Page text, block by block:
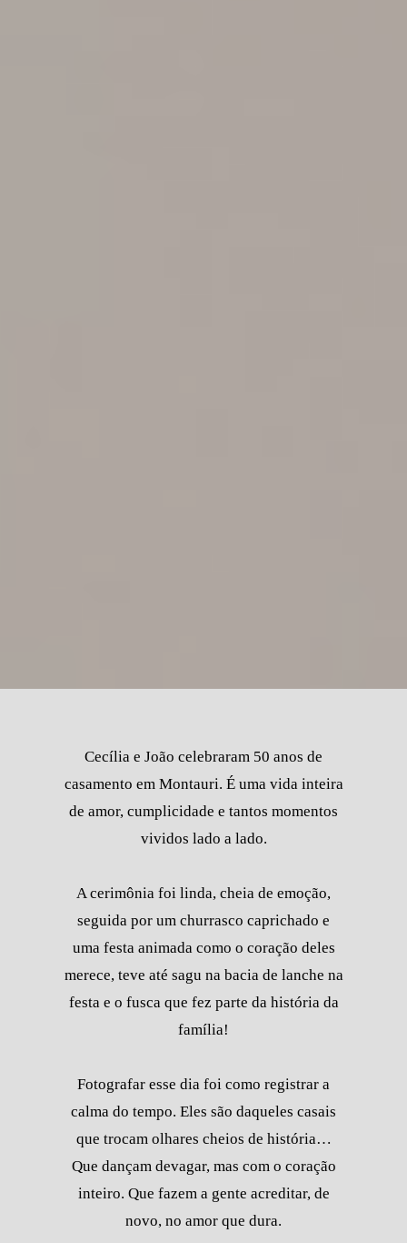
Cecília e João celebraram 50 anos de
casamento em Montauri. É uma vida inteira
de amor, cumplicidade e tantos momentos
vividos lado a lado.
A cerimônia foi linda, cheia de emoção,
seguida por um churrasco caprichado e
uma festa animada como o coração deles
merece, teve até sagu na bacia de lanche na
festa e o fusca que fez parte da história da
família!
Fotografar esse dia foi como registrar a
calma do tempo. Eles são daqueles casais
que trocam olhares cheios de história…
Que dançam devagar, mas com o coração
inteiro. Que fazem a gente acreditar, de
novo, no amor que dura.